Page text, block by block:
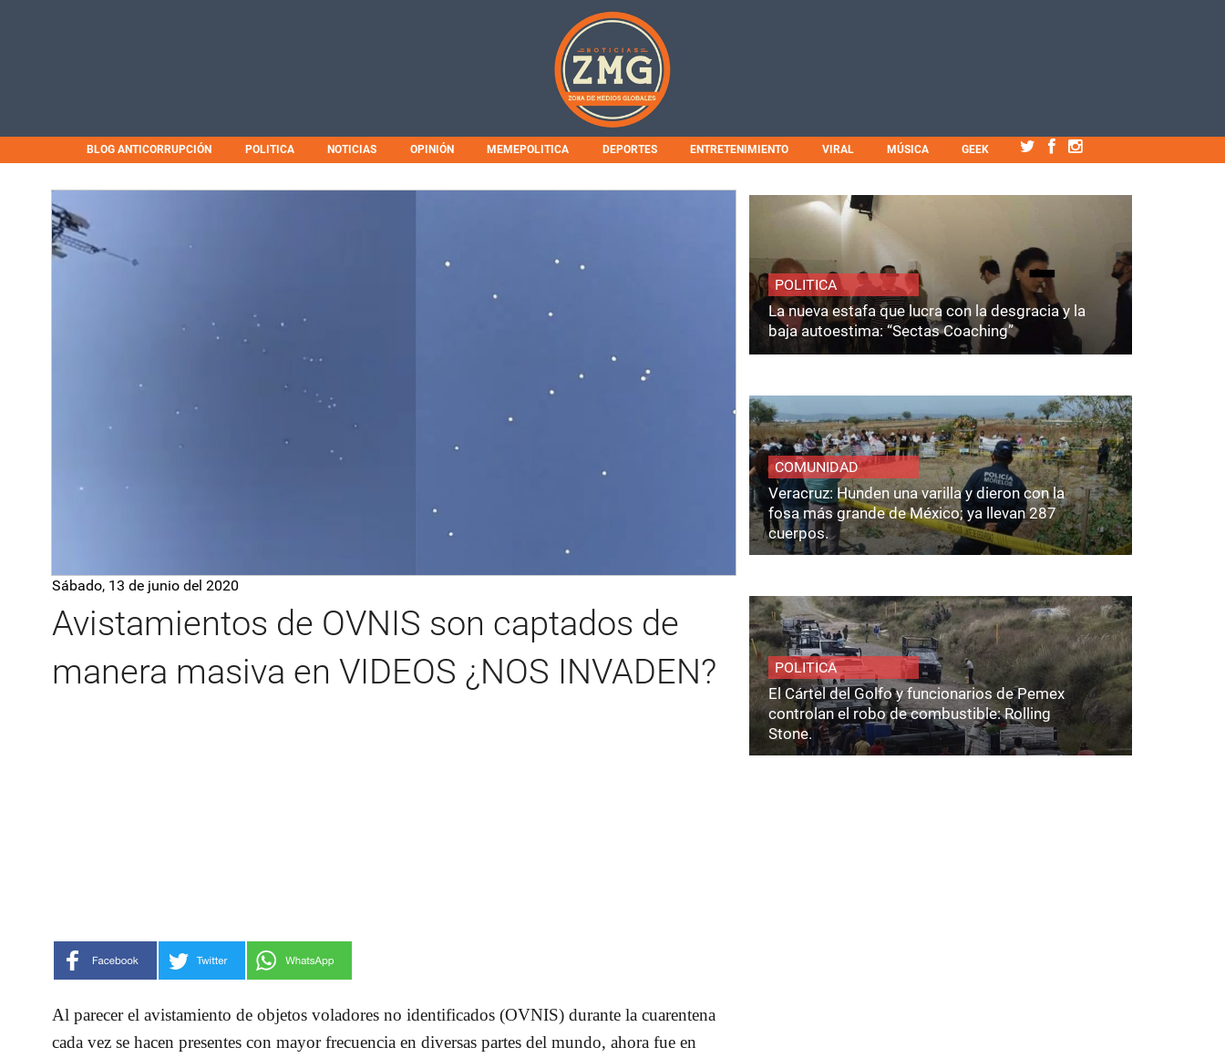
BLOG ANTICORRUPCIÓN POLITICA NOTICIAS OPINIÓN MEMEPOLITICA DEPORTES ENTRETENIMIENTO VIRAL MÚSICA GEEK
Sábado, 13 de junio del 2020
Avistamientos de OVNIS son captados de
manera masiva en VIDEOS ¿NOS INVADEN?
Al parecer el avistamiento de objetos voladores no identificados (OVNIS) durante la cuarentena
cada vez se hacen presentes con mayor frecuencia en diversas partes del mundo, ahora fue en
POLITICA
La nueva estafa que lucra con la desgracia y la
baja autoestima: “Sectas Coaching”
COMUNIDAD
Veracruz: Hunden una varilla y dieron con la
fosa más grande de México; ya llevan 287
cuerpos.
POLITICA
El Cártel del Golfo y funcionarios de Pemex
controlan el robo de combustible: Rolling
Stone.